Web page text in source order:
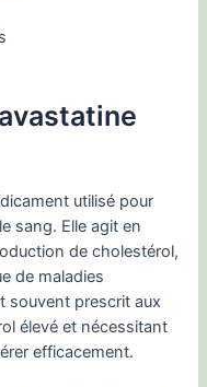
utilisé pour
sang. Elle agit en
de cholestérol,
de maladies
souvent prescrit aux
élevé et nécessitant
efficacement.